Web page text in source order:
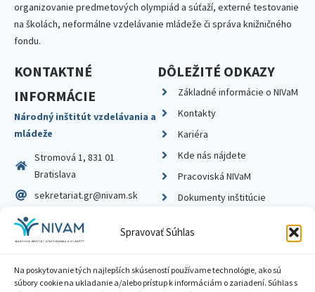
Spravovať Súhlas
Na poskytovanie tých najlepších skúseností používame technológie, ako sú
súbory cookie na ukladanie a/alebo prístup k informáciám o zariadení. Súhlas s
organizovanie predmetových olympiád a súťaží, externé testovanie
na školách, neformálne vzdelávanie mládeže či správa knižničného
fondu.
KONTAKTNÉ
INFORMÁCIE
Národný inštitút vzdelávania a
mládeže
Stromová 1, 831 01
Bratislava
sekretariat.gr@nivam.sk
IČO: 00164348
DIČ: 2020798714
DÔLEŽITÉ ODKAZY
Základné informácie o NIVaM
Kontakty
Kariéra
Kde nás nájdete
Pracoviská NIVaM
Dokumenty inštitúcie